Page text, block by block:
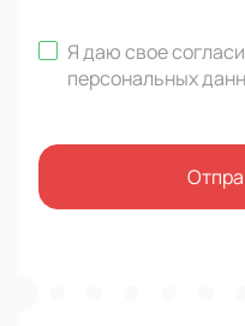
Я даю свое
персональных